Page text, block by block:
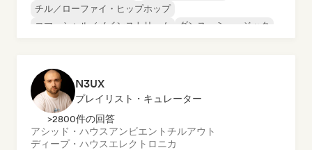
チル／ローファイ・ヒップホップ
コマーシャル／メインストリーム
ダンス・ミュージック
N3UX
プレイリスト・キュレーター
>2800件の回答
アシッド・ハウスアンビエント チルアウト
ディープ・ハウスエレクトロニカ